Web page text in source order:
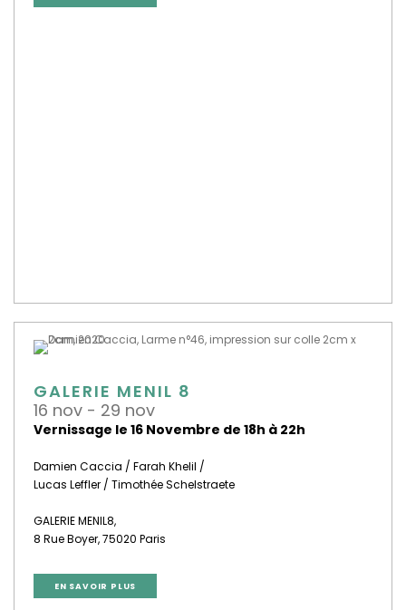
GALERIE MENIL 8
16 nov - 29 nov
Vernissage le 16 Novembre de 18h à 22h
Damien Caccia / Farah Khelil /
Lucas Leffler / Timothée Schelstraete
GALERIE MENIL8,
8 Rue Boyer, 75020 Paris
EN SAVOIR PLUS